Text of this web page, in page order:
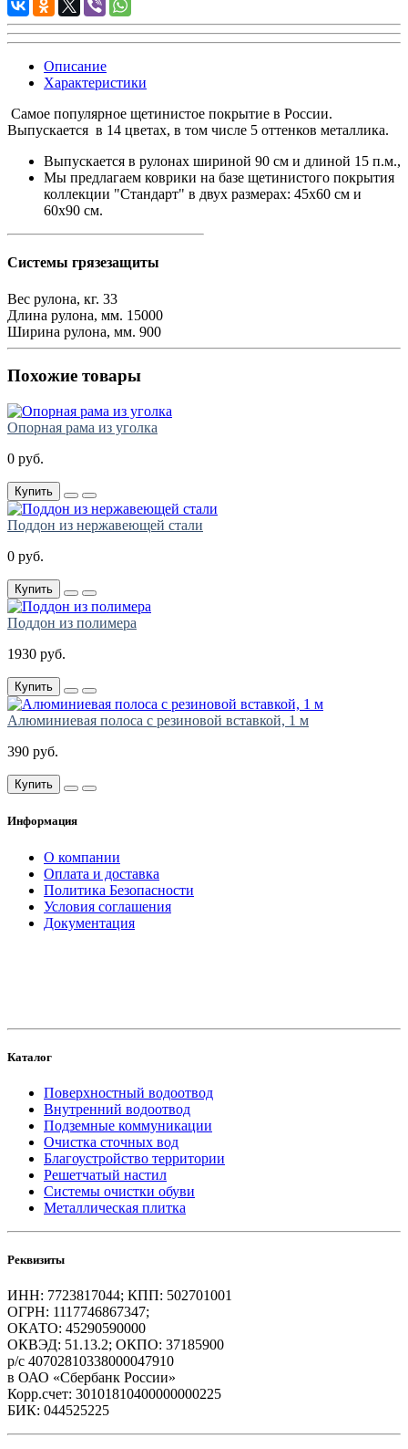
Описание
Характеристики
Самое популярное щетинистое покрытие в России.
Выпускается в 14 цветах, в том числе 5 оттенков металлика.
Выпускается в рулонах шириной 90 см и длиной 15 п.м.,
Мы предлагаем коврики на базе щетинистого покрытия
коллекции "Стандарт" в двух размерах: 45х60 см и
60х90 см.
Системы грязезащиты
Вес рулона, кг. 33
Длина рулона, мм. 15000
Ширина рулона, мм. 900
Похожие товары
Опорная рама из уголка
0 руб.
Купить
Поддон из нержавеющей стали
0 руб.
Купить
Поддон из полимера
1930 руб.
Купить
Алюминиевая полоса с резиновой вставкой, 1 м
390 руб.
Купить
Информация
О компании
Оплата и доставка
Политика Безопасности
Условия соглашения
Документация
Каталог
Поверхностный водоотвод
Внутренний водоотвод
Подземные коммуникации
Очистка сточных вод
Благоустройство территории
Решетчатый настил
Системы очистки обуви
Металлическая плитка
Реквизиты
ИНН: 7723817044; КПП: 502701001
ОГРН: 1117746867347;
ОКАТО: 45290590000
ОКВЭД: 51.13.2; ОКПО: 37185900
р/с 40702810338000047910
в ОАО «Сбербанк России»
Корр.счет: 30101810400000000225
БИК: 044525225